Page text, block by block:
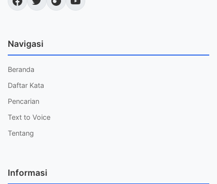
Navigasi
Beranda
Daftar Kata
Pencarian
Text to Voice
Tentang
Informasi